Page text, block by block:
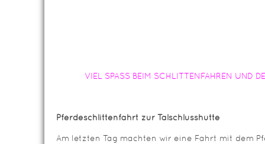
VIEL SPASS BEIM SCHLITTENFAHREN UND
Pferdeschlittenfahrt zur Talschlusshütte
Am letzten Tag machten wir eine Fahrt mit dem